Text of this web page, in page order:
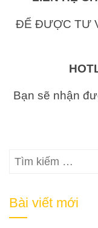
ĐỂ ĐƯỢC TƯ
Bạn sẽ nhận
Tìm
Bài viết mới